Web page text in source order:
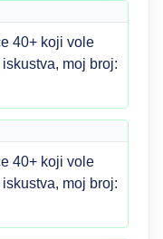
40+ koji vole
moj broj:
40+ koji vole
moj broj: